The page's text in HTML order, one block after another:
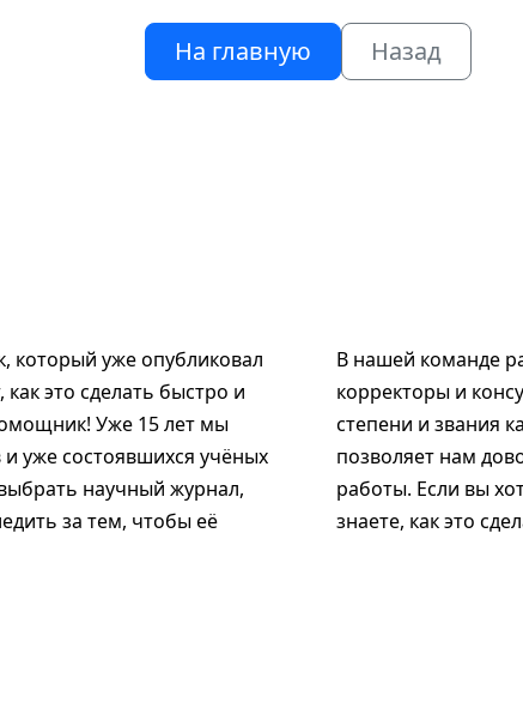
На главную Назад
который уже опубликовал
это сделать быстро и
Уже 15 лет мы
уже состоявшихся учёных
научный журнал,
за тем, чтобы её
В нашей команде
корректоры и
степени и звания
позволяет нам
работы. Если вы
знаете, как это